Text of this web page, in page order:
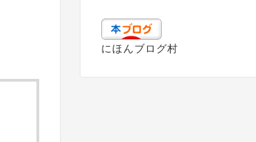
にほんブログ村